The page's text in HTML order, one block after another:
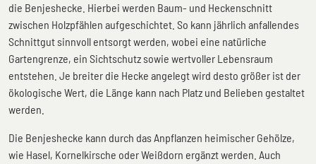
die Benjeshecke. Hierbei werden Baum- und Heckenschnitt
zwischen Holzpfählen aufgeschichtet. So kann jährlich anfallendes
Schnittgut sinnvoll entsorgt werden, wobei eine natürliche
Gartengrenze, ein Sichtschutz sowie wertvoller Lebensraum
entstehen. Je breiter die Hecke angelegt wird desto größer ist der
ökologische Wert, die Länge kann nach Platz und Belieben gestaltet
werden.
Die Benjeshecke kann durch das Anpflanzen heimischer Gehölze,
wie Hasel, Kornelkirsche oder Weißdorn ergänzt werden. Auch